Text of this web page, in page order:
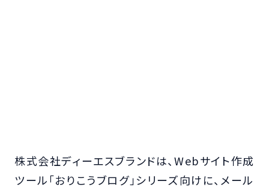
株式会社ディーエスブランドは、Webサイト作成
ツール「おりこうブログ」シリーズ向けに、メール